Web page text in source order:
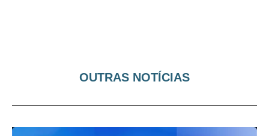
OUTRAS NOTÍCIAS